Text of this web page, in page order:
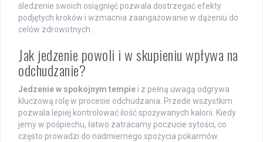
śledzenie swoich osiągnięć pozwala dostrzegać efekty
podjętych kroków i wzmacnia zaangażowanie w dążeniu do
celów zdrowotnych.
Jak jedzenie powoli i w skupieniu wpływa na
odchudzanie?
Jedzenie w spokojnym tempie i z pełną uwagą odgrywa
kluczową rolę w procesie odchudzania. Przede wszystkim
pozwala lepiej kontrolować ilość spożywanych kalorii. Kiedy
jemy w pośpiechu, łatwo zatracamy poczucie sytości, co
często prowadzi do nadmiernego spożycia pokarmów.